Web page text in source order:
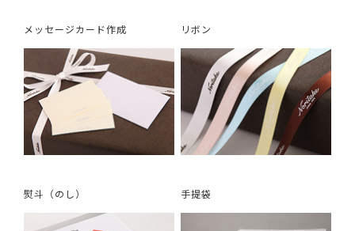
メッセージカード作成 リボン
熨斗（のし） 手提袋